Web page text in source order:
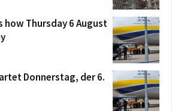
how Thursday 6 August
Donnerstag, der 6.